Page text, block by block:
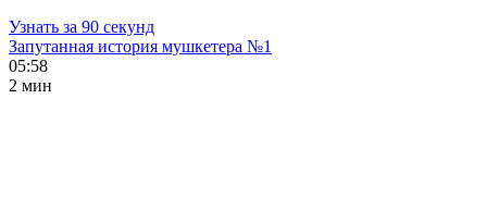
Узнать за 90 секунд
Запутанная история мушкетера №1
05:58
2 мин